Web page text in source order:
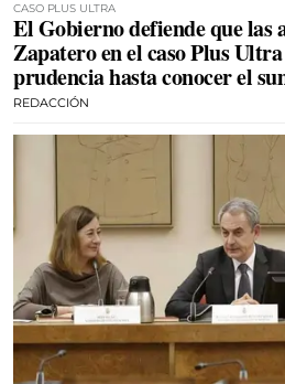
CASO PLUS ULTRA
El Gobierno defiende que las
Zapatero en el caso Plus
prudencia hasta conocer el
REDACCIÓN